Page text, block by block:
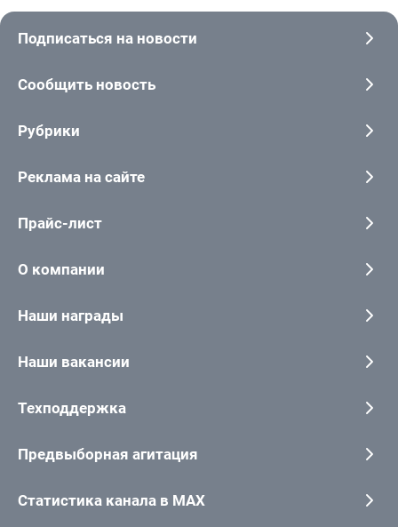
Подписаться на новости
Сообщить новость
Рубрики
Реклама на сайте
Прайс-лист
О компании
Наши награды
Наши вакансии
Техподдержка
Предвыборная агитация
Статистика канала в MAX